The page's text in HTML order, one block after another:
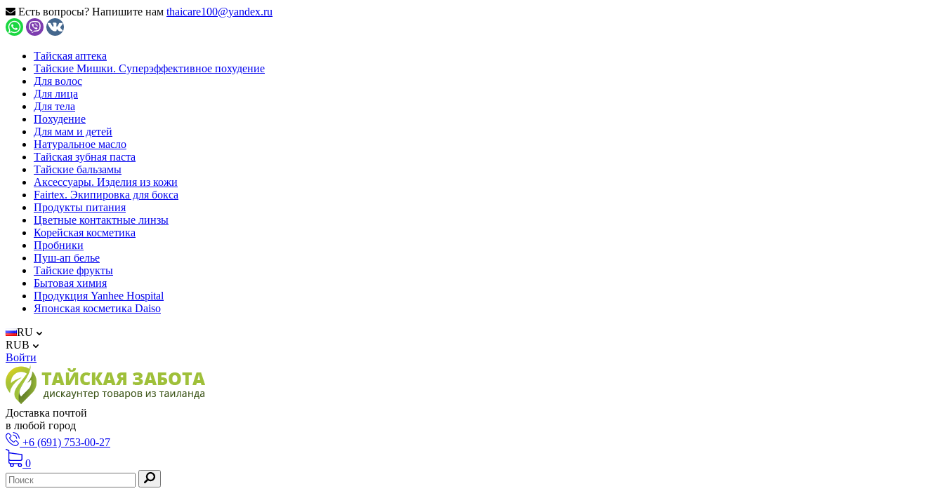
Есть вопросы? Напишите нам thaicare100@yandex.ru
Тайская аптека
Тайские Мишки. Суперэффективное похудение
Для волос
Для лица
Для тела
Похудение
Для мам и детей
Натуральное масло
Тайская зубная паста
Тайские бальзамы
Аксессуары. Изделия из кожи
Fairtex. Экипировка для бокса
Продукты питания
Цветные контактные линзы
Корейская косметика
Пробники
Пуш-ап белье
Тайские фрукты
Бытовая химия
Продукция Yanhee Hospital
Японская косметика Daiso
RU
RUB
Войти
Доставка почтой
в любой город
+6 (691) 753-00-27
0